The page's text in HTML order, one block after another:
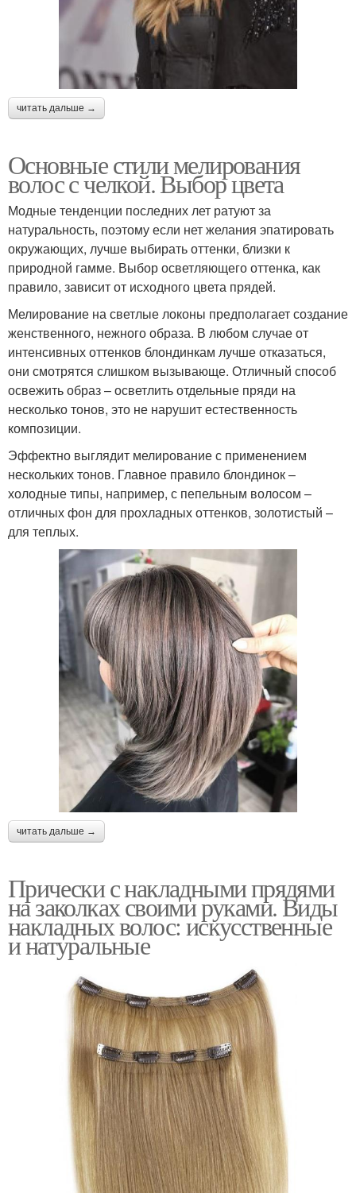
читать дальше →
Основные стили мелирования
волос с челкой. Выбор цвета
Модные тенденции последних лет ратуют за
натуральность, поэтому если нет желания эпатировать
окружающих, лучше выбирать оттенки, близки к
природной гамме. Выбор осветляющего оттенка, как
правило, зависит от исходного цвета прядей.
Мелирование на светлые локоны предполагает создание
женственного, нежного образа. В любом случае от
интенсивных оттенков блондинкам лучше отказаться,
они смотрятся слишком вызывающе. Отличный способ
освежить образ – осветлить отдельные пряди на
несколько тонов, это не нарушит естественность
композиции.
Эффектно выглядит мелирование с применением
нескольких тонов. Главное правило блондинок –
холодные типы, например, с пепельным волосом –
отличных фон для прохладных оттенков, золотистый –
для теплых.
читать дальше →
Прически с накладными прядями
на заколках своими руками. Виды
накладных волос: искусственные
и натуральные